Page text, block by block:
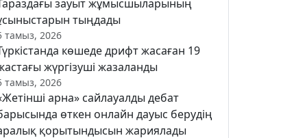
зауыт жұмысшыларының
тыңдады
тамыз, 2026
көшеде дрифт жасаған 19
жүргізуші жазаланды
тамыз, 2026
арна» сайлауалды дебат
өткен онлайн дауыс берудің
қорытындысын жариялады